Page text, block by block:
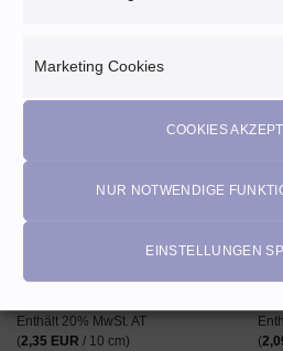
Marketing Cookies
COOKIES
NUR NOTWENDIGE
EINSTELLUNGEN
AUF DEN
French Terry (Sommersweat) ♡
Julie
Enthält 20% MwSt. AT
(2,35 EUR / 10 cm)
(